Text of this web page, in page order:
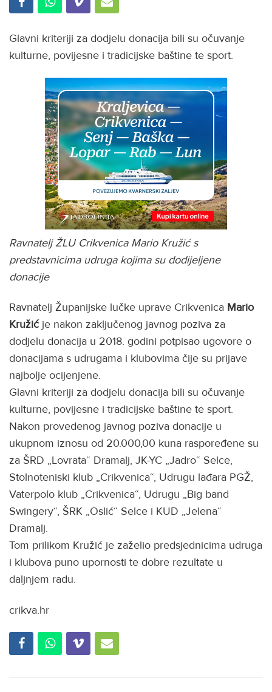
Glavni kriteriji za dodjelu donacija bili su očuvanje
kulturne, povijesne i tradicijske baštine te sport.
Ravnatelj ŽLU Crikvenica Mario Kružić s
predstavnicima udruga kojima su dodijeljene
donacije
Ravnatelj Županijske lučke uprave Crikvenica Mario
Kružić je nakon zaključenog javnog poziva za
dodjelu donacija u 2018. godini potpisao ugovore o
donacijama s udrugama i klubovima čije su prijave
najbolje ocijenjene.
Glavni kriteriji za dodjelu donacija bili su očuvanje
kulturne, povijesne i tradicijske baštine te sport.
Nakon provedenog javnog poziva donacije u
ukupnom iznosu od 20.000,00 kuna raspoređene su
za ŠRD „Lovrata“ Dramalj, JK-YC „Jadro“ Selce,
Stolnoteniski klub „Crikvenica“, Udrugu lađara PGŽ,
Vaterpolo klub „Crikvenica“, Udrugu „Big band
Swingery“, ŠRK „Oslić“ Selce i KUD „Jelena“
Dramalj.
Tom prilikom Kružić je zaželio predsjednicima udruga
i klubova puno upornosti te dobre rezultate u
daljnjem radu.
crikva.hr